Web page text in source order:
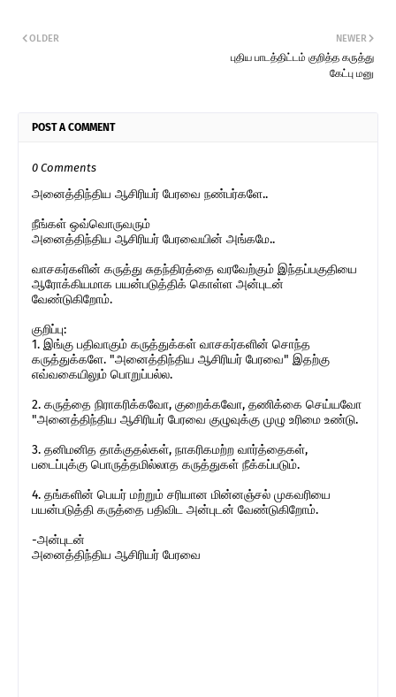
NEWER
புதிய பாடத்திட்டம் குறித்த கருத்து
கேட்பு மனு
OLDER
POST A COMMENT
0 Comments
அனைத்திந்திய ஆசிரியர் பேரவை நண்பர்களே..
நீங்கள் ஒவ்வொருவரும்
அனைத்திந்திய ஆசிரியர் பேரவையின் அங்கமே..
வாசகர்களின் கருத்து சுதந்திரத்தை வரவேற்கும் இந்தப்பகுதியை
ஆரோக்கியமாக பயன்படுத்திக் கொள்ள அன்புடன்
வேண்டுகிறோம்.
குறிப்பு:
1. இங்கு பதிவாகும் கருத்துக்கள் வாசகர்களின் சொந்த
கருத்துக்களே. "அனைத்திந்திய ஆசிரியர் பேரவை" இதற்கு
எவ்வகையிலும் பொறுப்பல்ல.
2. கருத்தை நிராகரிக்கவோ, குறைக்கவோ, தணிக்கை செய்யவோ
"அனைத்திந்திய ஆசிரியர் பேரவை குழுவுக்கு முழு உரிமை உண்டு.
3. தனிமனித தாக்குதல்கள், நாகரிகமற்ற வார்த்தைகள்,
படைப்புக்கு பொருத்தமில்லாத கருத்துகள் நீக்கப்படும்.
4. தங்களின் பெயர் மற்றும் சரியான மின்னஞ்சல் முகவரியை
பயன்படுத்தி கருத்தை பதிவிட அன்புடன் வேண்டுகிறோம்.
-அன்புடன்
அனைத்திந்திய ஆசிரியர் பேரவை